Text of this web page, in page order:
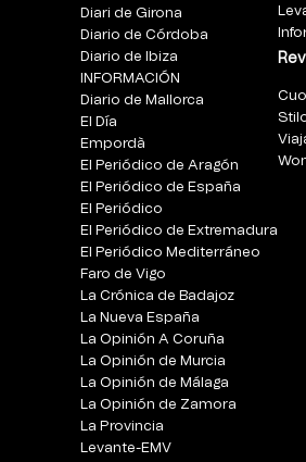
Diari de Girona
Diario de Córdoba
Diario de Ibiza
INFORMACIÓN
Diario de Mallorca
El Día
Empordà
El Periódico de Aragón
El Periódico de España
El Periódico
El Periódico de Extremadura
El Periódico Mediterráneo
Faro de Vigo
La Crónica de Badajoz
La Nueva España
La Opinión A Coruña
La Opinión de Murcia
La Opinión de Málaga
La Opinión de Zamora
La Provincia
Levante-EMV